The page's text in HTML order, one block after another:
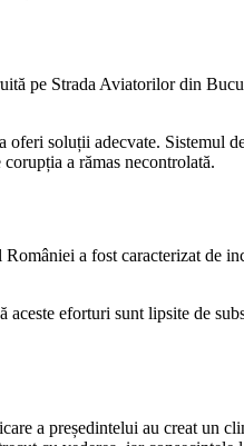
pe Strada Aviatorilor din
soluții adecvate. Sistemul
a rămas necontrolată.
a fost caracterizat de
eforturi sunt lipsite de
a președintelui au creat un